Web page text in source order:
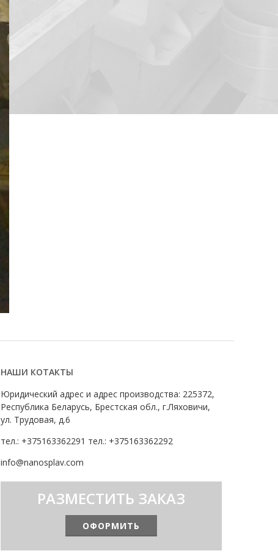
НАШИ КОТАКТЫ
Юридический адрес и адрес производства: 225372,
Республика Беларусь, Брестская обл., г.Ляховичи,
ул. Трудовая, д.6
тел.: +375163362291 тел.: +375163362292
info@nanosplav.com
РАЗМЕСТИТЬ ЗАКАЗ
ОФОРМИТЬ